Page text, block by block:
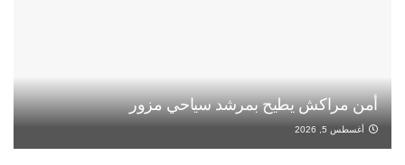
أمن مراكش يطيح بمرشد سياحي مزور
أغسطس 5, 2026